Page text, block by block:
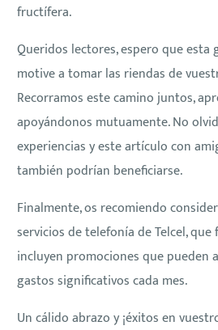
fructífera.
Queridos lectores, espero que esta
motive a tomar las riendas de
Recorramos este camino juntos,
apoyándonos mutuamente. No
experiencias y este artículo con
también podrían beneficiarse.
Finalmente, os recomiendo
servicios de telefonía de Telcel,
incluyen promociones que pueden
gastos significativos cada mes.
Un cálido abrazo y ¡éxitos en